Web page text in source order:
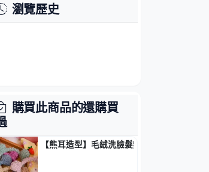
瀏覽歷史
購買此商品的還購買
【熊耳造型】毛絨洗臉髮箍-護膚化妝必備